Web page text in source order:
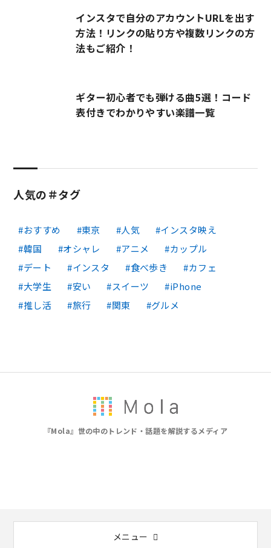
インスタで自分のアカウントURLを出す
方法！リンクの貼り方や複数リンクの方
法もご紹介！
ギター初心者でも弾ける曲5選！コード
表付きでわかりやすい楽譜一覧
人気の＃タグ
おすすめ 東京 人気
インスタ映え
韓国
オシャレ アニメ
カップル
デート
インスタ 食べ歩き
カフェ
大学生
安い スイーツ
iPhone
推し活
旅行 関東 グルメ
『Mola』世の中のトレンド・話題を解説するメディア
メニュー